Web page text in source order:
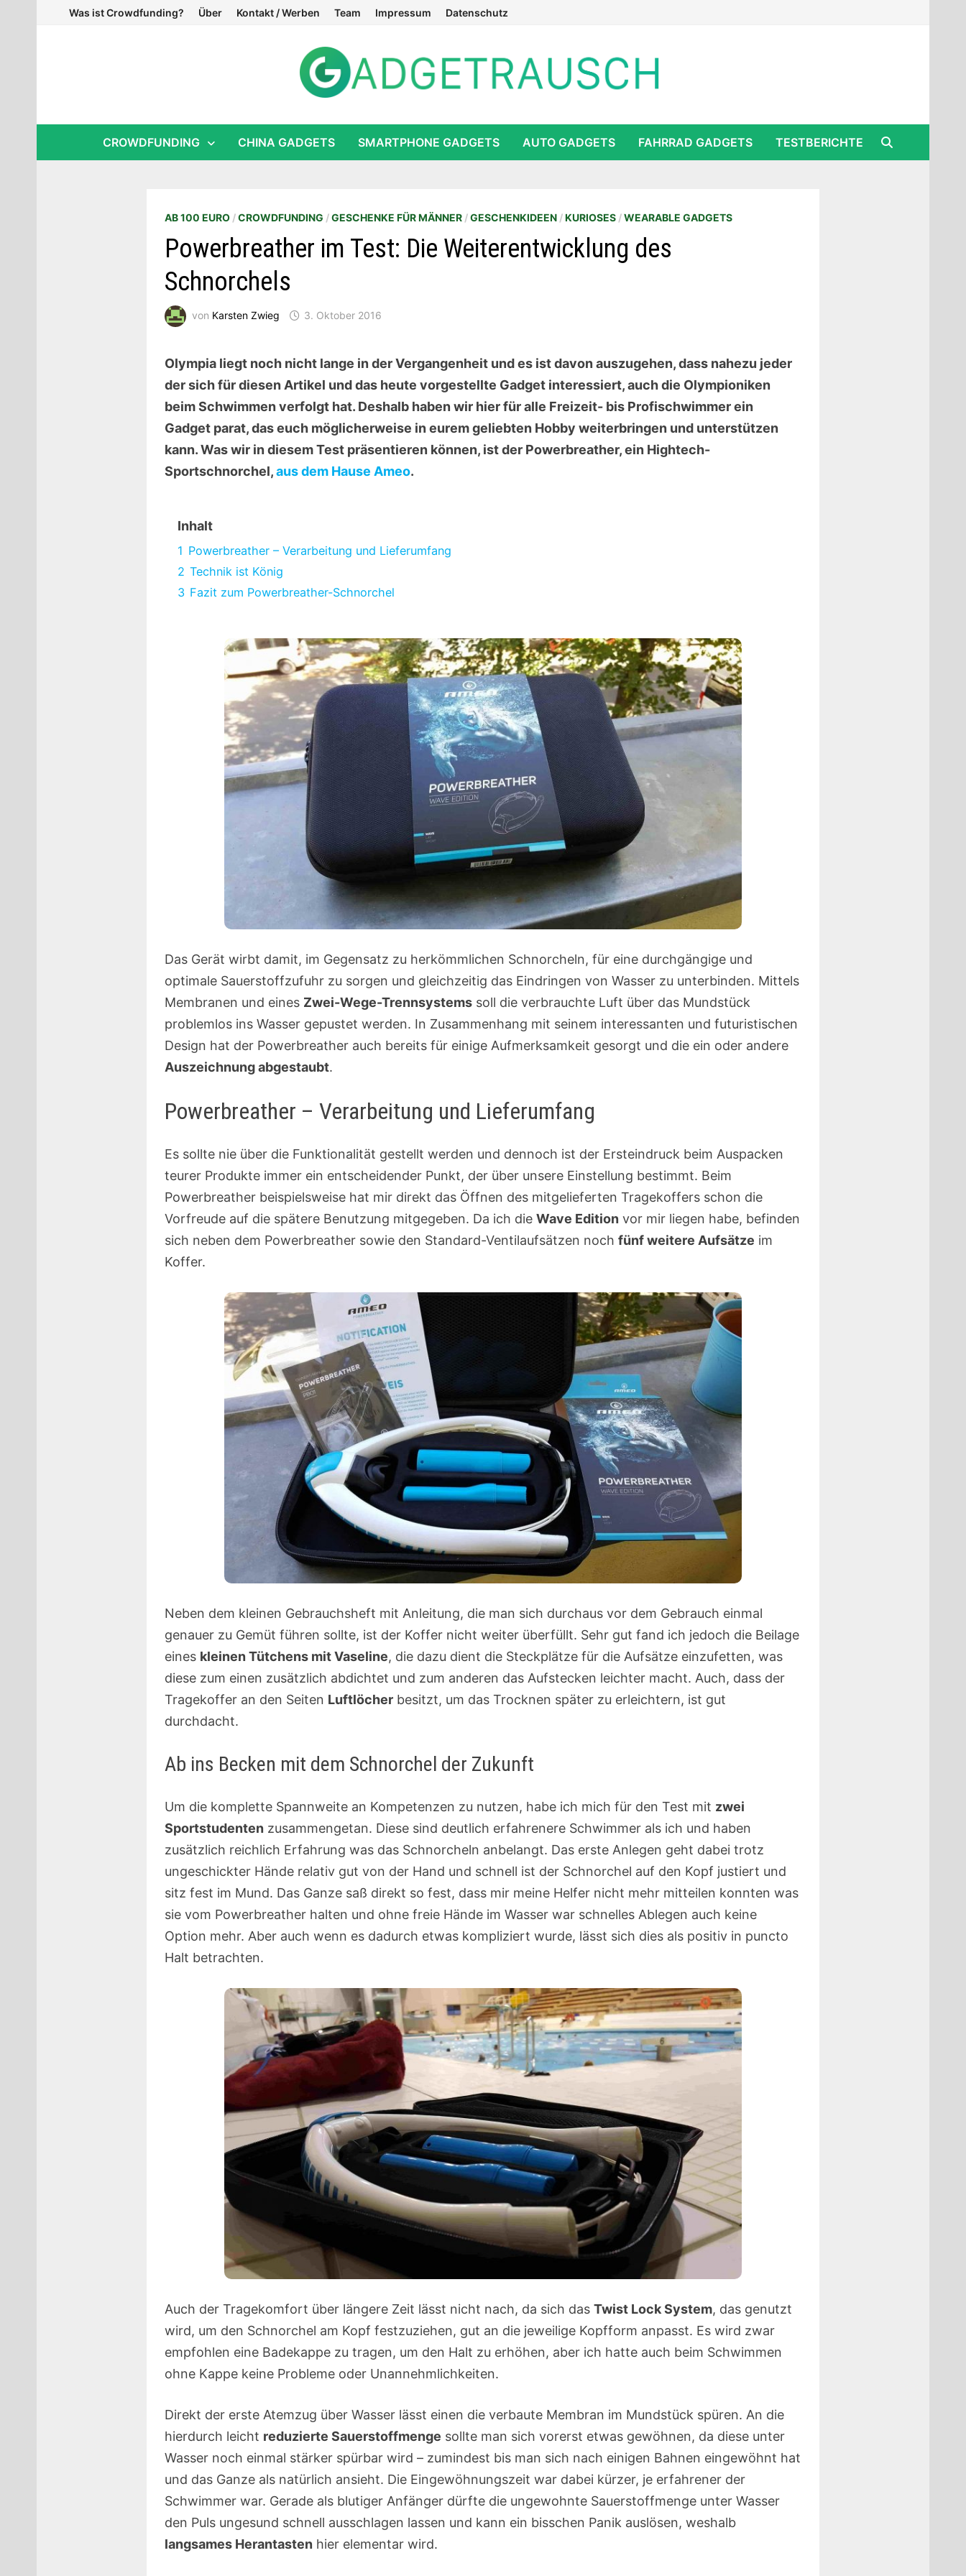
Was ist Crowdfunding? Über Kontakt / Werben Team Impressum Datenschutz
CROWDFUNDING CHINA GADGETS SMARTPHONE GADGETS AUTO GADGETS FAHRRAD GADGETS TESTBERICHTE
AB 100 EURO/CROWDFUNDING /GESCHENKE FÜR MÄNNER/GESCHENKIDEEN/KURIOSES/WEARABLE GADGETS
Powerbreather im Test: Die Weiterentwicklung des
Schnorchels
von Karsten Zwieg 3. Oktober 2016
Olympia liegt noch nicht lange in der Vergangenheit und es ist davon auszugehen, dass nahezu jeder
der sich für diesen Artikel und das heute vorgestellte Gadget interessiert, auch die Olympioniken
beim Schwimmen verfolgt hat. Deshalb haben wir hier für alle Freizeit- bis Profischwimmer ein
Gadget parat, das euch möglicherweise in eurem geliebten Hobby weiterbringen und unterstützen
kann. Was wir in diesem Test präsentieren können, ist der Powerbreather, ein Hightech-
Sportschnorchel,aus dem Hause Ameo.
Inhalt
1 Powerbreather – Verarbeitung und Lieferumfang
2 Technik ist König
3 Fazit zum Powerbreather-Schnorchel
Das Gerät wirbt damit, im Gegensatz zu herkömmlichen Schnorcheln, für eine durchgängige und
optimale Sauerstoffzufuhr zu sorgen und gleichzeitig das Eindringen von Wasser zu unterbinden. Mittels
Membranen und eines Zwei-Wege-Trennsystemssoll die verbrauchte Luft über das Mundstück
problemlos ins Wasser gepustet werden. In Zusammenhang mit seinem interessanten und futuristischen
Design hat der Powerbreather auch bereits für einige Aufmerksamkeit gesorgt und die ein oder andere
Auszeichnung abgestaubt.
Powerbreather – Verarbeitung und Lieferumfang
Es sollte nie über die Funktionalität gestellt werden und dennoch ist der Ersteindruck beim Auspacken
teurer Produkte immer ein entscheidender Punkt, der über unsere Einstellung bestimmt. Beim
Powerbreather beispielsweise hat mir direkt das Öffnen des mitgelieferten Tragekoffers schon die
Vorfreude auf die spätere Benutzung mitgegeben. Da ich die Wave Edition vor mir liegen habe, befinden
sich neben dem Powerbreather sowie den Standard-Ventilaufsätzen noch fünf weitere Aufsätze im
Koffer.
Neben dem kleinen Gebrauchsheft mit Anleitung, die man sich durchaus vor dem Gebrauch einmal
genauer zu Gemüt führen sollte, ist der Koffer nicht weiter überfüllt. Sehr gut fand ich jedoch die Beilage
eines kleinen Tütchens mit Vaseline, die dazu dient die Steckplätze für die Aufsätze einzufetten, was
diese zum einen zusätzlich abdichtet und zum anderen das Aufstecken leichter macht. Auch, dass der
Tragekoffer an den Seiten Luftlöcherbesitzt, um das Trocknen später zu erleichtern, ist gut
durchdacht.
Ab ins Becken mit dem Schnorchel der Zukunft
Um die komplette Spannweite an Kompetenzen zu nutzen, habe ich mich für den Test mit zwei
Sportstudenten zusammengetan. Diese sind deutlich erfahrenere Schwimmer als ich und haben
zusätzlich reichlich Erfahrung was das Schnorcheln anbelangt. Das erste Anlegen geht dabei trotz
ungeschickter Hände relativ gut von der Hand und schnell ist der Schnorchel auf den Kopf justiert und
sitz fest im Mund. Das Ganze saß direkt so fest, dass mir meine Helfer nicht mehr mitteilen konnten was
sie vom Powerbreather halten und ohne freie Hände im Wasser war schnelles Ablegen auch keine
Option mehr. Aber auch wenn es dadurch etwas kompliziert wurde, lässt sich dies als positiv in puncto
Halt betrachten.
Auch der Tragekomfort über längere Zeit lässt nicht nach, da sich das Twist Lock System, das genutzt
wird, um den Schnorchel am Kopf festzuziehen, gut an die jeweilige Kopfform anpasst. Es wird zwar
empfohlen eine Badekappe zu tragen, um den Halt zu erhöhen, aber ich hatte auch beim Schwimmen
ohne Kappe keine Probleme oder Unannehmlichkeiten.
Direkt der erste Atemzug über Wasser lässt einen die verbaute Membran im Mundstück spüren. An die
hierdurch leicht reduzierte Sauerstoffmenge sollte man sich vorerst etwas gewöhnen, da diese unter
Wasser noch einmal stärker spürbar wird – zumindest bis man sich nach einigen Bahnen eingewöhnt hat
und das Ganze als natürlich ansieht. Die Eingewöhnungszeit war dabei kürzer, je erfahrener der
Schwimmer war. Gerade als blutiger Anfänger dürfte die ungewohnte Sauerstoffmenge unter Wasser
den Puls ungesund schnell ausschlagen lassen und kann ein bisschen Panik auslösen, weshalb
langsames Herantasten hier elementar wird.